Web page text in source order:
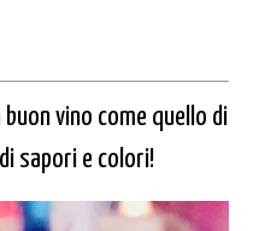
vino come quello di
sapori e colori!